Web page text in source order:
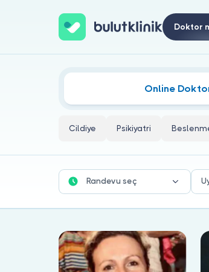
Doktor
Ağız Kuruluğu
Online
Cildiye Psikiyatri
Randevu seç